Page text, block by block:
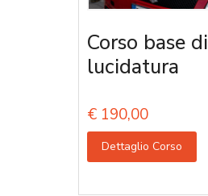
Corso base di
lucidatura
€ 190,00
Dettaglio Corso